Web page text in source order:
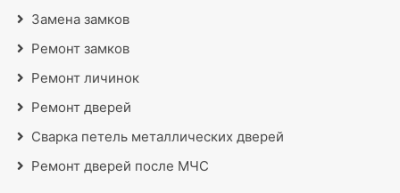
Замена замков
Ремонт замков
Ремонт личинок
Ремонт дверей
Сварка петель металлических дверей
Ремонт дверей после МЧС